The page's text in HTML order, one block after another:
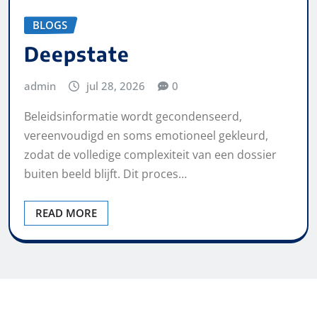
BLOGS
Deepstate
admin jul 28, 2026 0
Beleidsinformatie wordt gecondenseerd,
vereenvoudigd en soms emotioneel gekleurd,
zodat de volledige complexiteit van een dossier
buiten beeld blijft. Dit proces…
READ MORE